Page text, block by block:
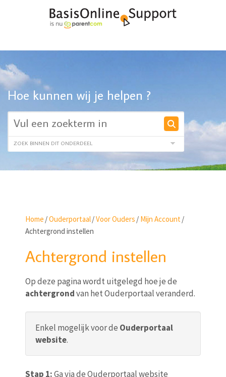
Hoe kunnen wij je helpen ?
Home /Ouderportaal/Voor Ouders / Mijn Account/
Achtergrond instellen
Achtergrond instellen
Op deze pagina wordt uitgelegd hoe je de
achtergrondvan het Ouderportaal veranderd.
Enkel mogelijk voor de Ouderportaal
website.
Stap 1:Ga via de Ouderportaal website